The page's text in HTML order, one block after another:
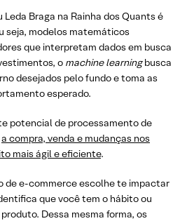
Braga na Rainha dos Quants é
seja, modelos matemáticos
que interpretam dados em busca
o machine learningbusca
desejados pelo fundo e toma as
esperado.
potencial de processamento de
a compra, venda e mudanças nos
mais ágil e eficiente.
de e-commerce escolhe te impactar
que você tem o hábito ou
Dessa mesma forma, os